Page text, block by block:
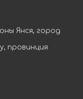
Янся, город
провинция